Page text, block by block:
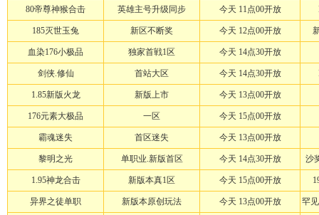
80帝尊神猴合击 英雄主号升级同步 今天 11点00开放
185灭世玉兔 新区不断奖 今天 12点00开放
血染176小极品 独家首戦1区 今天 14点30开放
剑侠.修仙 首站大区 今天 14点30开放
1.85新版火龙 新版上市 今天 13点00开放
176元素大极品 一区 今天 15点00开放
霸魂迷失 首区迷失 今天 13点00开放
黎明之光 单职业.新版首区 今天 14点30开放 沙
1.95神龙合击 新版本真1区 今天 15点00开放
异界之徒单职 新版本原创玩法 今天 13点00开放 罕